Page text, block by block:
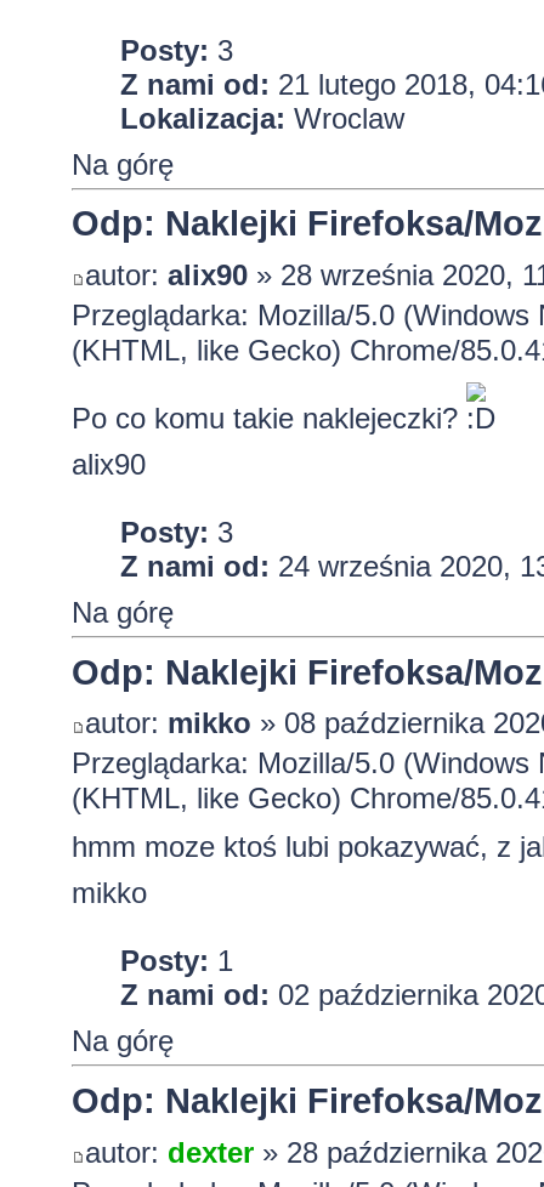
Posty: 3
Z nami od: 21 lutego 2018,
Lokalizacja: Wroclaw
Na górę
Odp: Naklejki Firefoksa/
autor: alix90» 28 września 2020,
Przeglądarka: Mozilla/5.0
(KHTML, like Gecko) Chrome/
Po co komu takie naklejeczki?
alix90
Posty: 3
Z nami od: 24 września 2020,
Na górę
Odp: Naklejki Firefoksa/
autor: mikko » 08 października
Przeglądarka: Mozilla/5.0
(KHTML, like Gecko) Chrome/
hmm moze ktoś lubi pokazywać, z
mikko
Posty: 1
Z nami od: 02 października
Na górę
Odp: Naklejki Firefoksa/
autor: dexter» 28 października